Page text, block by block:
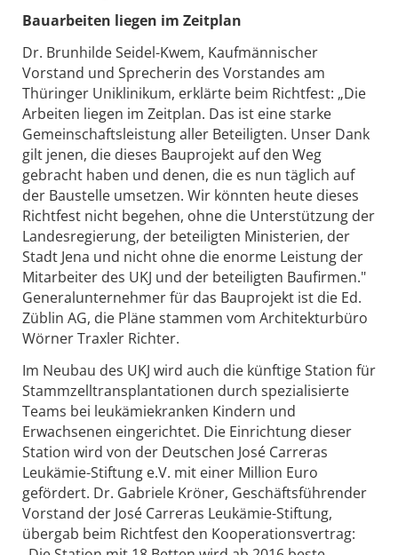
Bauarbeiten liegen im Zeitplan
Dr. Brunhilde Seidel-Kwem, Kaufmännischer
Vorstand und Sprecherin des Vorstandes am
Thüringer Uniklinikum, erklärte beim Richtfest: „Die
Arbeiten liegen im Zeitplan. Das ist eine starke
Gemeinschaftsleistung aller Beteiligten. Unser Dank
gilt jenen, die dieses Bauprojekt auf den Weg
gebracht haben und denen, die es nun täglich auf
der Baustelle umsetzen. Wir könnten heute dieses
Richtfest nicht begehen, ohne die Unterstützung der
Landesregierung, der beteiligten Ministerien, der
Stadt Jena und nicht ohne die enorme Leistung der
Mitarbeiter des UKJ und der beteiligten Baufirmen."
Generalunternehmer für das Bauprojekt ist die Ed.
Züblin AG, die Pläne stammen vom Architekturbüro
Wörner Traxler Richter.
Im Neubau des UKJ wird auch die künftige Station für
Stammzelltransplantationen durch spezialisierte
Teams bei leukämiekranken Kindern und
Erwachsenen eingerichtet. Die Einrichtung dieser
Station wird von der Deutschen José Carreras
Leukämie-Stiftung e.V. mit einer Million Euro
gefördert. Dr. Gabriele Kröner, Geschäftsführender
Vorstand der José Carreras Leukämie-Stiftung,
übergab beim Richtfest den Kooperationsvertrag: